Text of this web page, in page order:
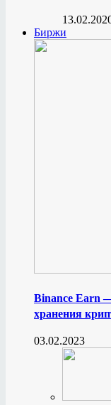
Биржи
Binance Earn
хранения
03.02.2023